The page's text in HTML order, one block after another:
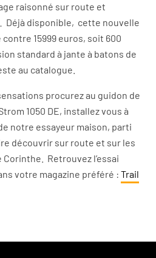
raisonné sur route et
Déjà disponible, cette nouvelle
contre 15999 euros, soit 600
standard à jante à batons de
au catalogue.
procurez au guidon de
1050 DE, installez vous à
notre essayeur maison, parti
découvrir sur route et sur les
Retrouvez l’essai
votre magazine préféré : Trail